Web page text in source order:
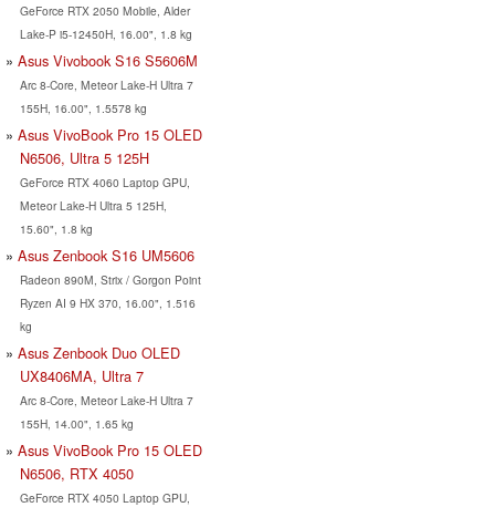
GeForce RTX 2050 Mobile, Alder
Lake-P i5-12450H, 16.00", 1.8 kg
Asus Vivobook S16 S5606M
Arc 8-Core, Meteor Lake-H Ultra 7
155H, 16.00", 1.5578 kg
Asus VivoBook Pro 15 OLED
N6506, Ultra 5 125H
GeForce RTX 4060 Laptop GPU,
Meteor Lake-H Ultra 5 125H,
15.60", 1.8 kg
Asus Zenbook S16 UM5606
Radeon 890M, Strix / Gorgon Point
Ryzen AI 9 HX 370, 16.00", 1.516
kg
Asus Zenbook Duo OLED
UX8406MA, Ultra 7
Arc 8-Core, Meteor Lake-H Ultra 7
155H, 14.00", 1.65 kg
Asus VivoBook Pro 15 OLED
N6506, RTX 4050
GeForce RTX 4050 Laptop GPU,